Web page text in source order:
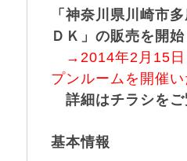
「神奈川県川崎
ＤＫ」の販売を開始
→2014年2月15日
プンルームを開催い
詳細はチラシをご
基本情報